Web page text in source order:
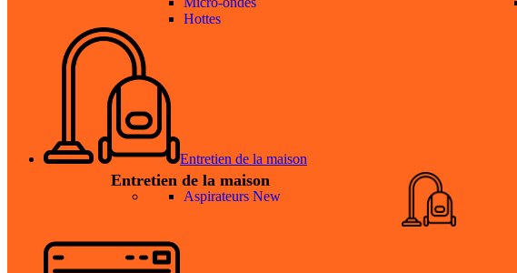
Hottes
Entretien de la maison
Entretien de la maison
Aspirateurs New